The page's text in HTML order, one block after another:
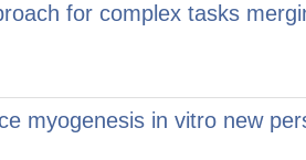
for complex tasks
myogenesis in vitro new